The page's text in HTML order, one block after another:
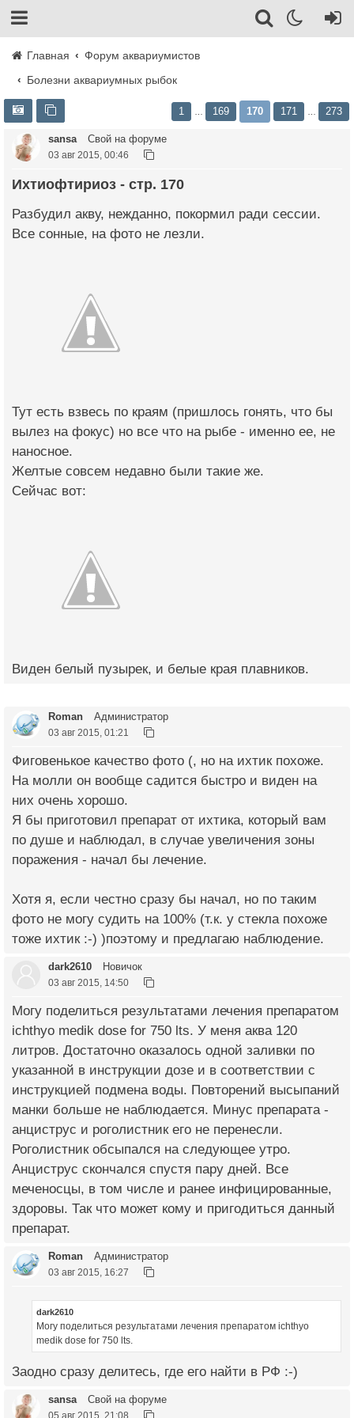
Главная
Форум аквариумистов
Болезни аквариумных рыбок
1 169 170 171 273
sansa Свой на форуме
03 авг 2015, 00:46
Ихтиофтириоз - стр. 170
Разбудил акву, нежданно, покормил ради сессии.
Все сонные, на фото не лезли.
Тут есть взвесь по краям (пришлось гонять, что бы
вылез на фокус) но все что на рыбе - именно ее, не
наносное.
Желтые совсем недавно были такие же.
Сейчас вот:
Виден белый пузырек, и белые края плавников.
Roman Администратор
03 авг 2015, 01:21
Фиговенькое качество фото (, но на ихтик похоже.
На молли он вообще садится быстро и виден на
них очень хорошо.
Я бы приготовил препарат от ихтика, который вам
по душе и наблюдал, в случае увеличения зоны
поражения - начал бы лечение.
Хотя я, если честно сразу бы начал, но по таким
фото не могу судить на 100% (т.к. у стекла похоже
тоже ихтик :-) )поэтому и предлагаю наблюдение.
dark2610 Новичок
03 авг 2015, 14:50
Могу поделиться результатами лечения препаратом
ichthyo medik dose for 750 lts. У меня аква 120
литров. Достаточно оказалось одной заливки по
указанной в инструкции дозе и в соответствии с
инструкцией подмена воды. Повторений высыпаний
манки больше не наблюдается. Минус препарата -
анциструс и роголистник его не перенесли.
Роголистник обсыпался на следующее утро.
Анциструс скончался спустя пару дней. Все
меченосцы, в том числе и ранее инфицированные,
здоровы. Так что может кому и пригодиться данный
препарат.
Roman Администратор
03 авг 2015, 16:27
dark2610
Могу поделиться результатами лечения препаратом ichthyo
medik dose for 750 lts.
Заодно сразу делитесь, где его найти в РФ :-)
sansa Свой на форуме
05 авг 2015, 21:08